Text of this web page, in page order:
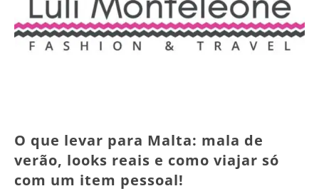
O que levar para Malta: mala de
verão, looks reais e como viajar só
com um item pessoal!